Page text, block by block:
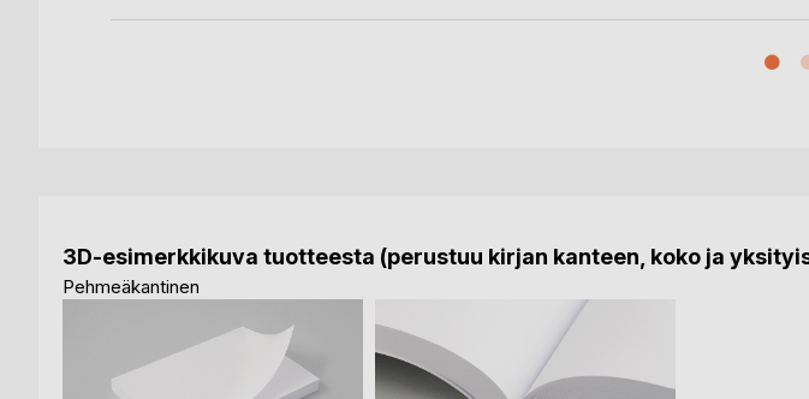
3D-esimerkkikuva tuotteesta (perustuu kirjan kanteen, koko ja
Pehmeäkantinen